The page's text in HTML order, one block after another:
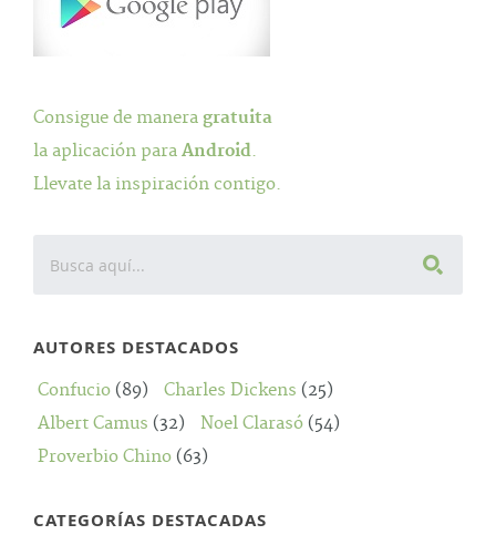
Consigue de manera gratuita
la aplicación para Android.
Llevate la inspiración contigo.
AUTORES DESTACADOS
Confucio (89) Charles Dickens (25)
Albert Camus (32) Noel Clarasó (54)
Proverbio Chino (63)
CATEGORÍAS DESTACADAS